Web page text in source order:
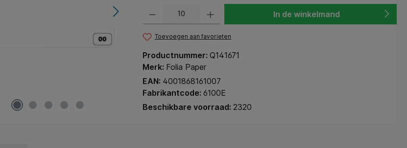
In de winkelmand
Toevoegen aan favorieten
Productnummer: Q141671
Merk: Folia Paper
EAN: 4001868161007
Fabrikantcode: 6100E
Beschikbare voorraad: 2320